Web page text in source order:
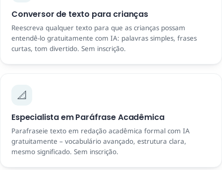
Conversor de texto para crianças
Reescreva qualquer texto para que as crianças possam
entendê-lo gratuitamente com IA: palavras simples, frases
curtas, tom divertido. Sem inscrição.
📐
Especialista em Paráfrase Acadêmica
Parafraseie texto em redação acadêmica formal com IA
gratuitamente – vocabulário avançado, estrutura clara,
mesmo significado. Sem inscrição.